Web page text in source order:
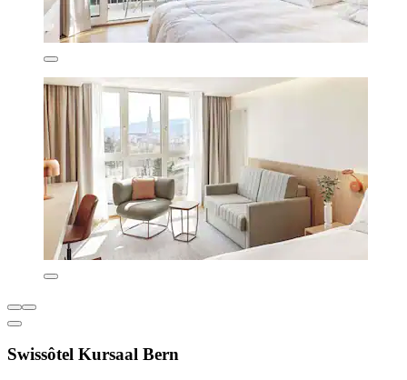
Swissôtel Kursaal Bern